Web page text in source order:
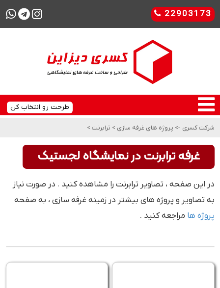
22903173
طرحت رو انتخاب کن
شرکت کسری -> پروژه های غرفه سازی > ترابرنت >
غرفه ترابرنت در نمایشگاه لجستیک
در این صفحه ، تصاویر ترابرنت را مشاهده کنید . در صورت نیاز
به تصاویر و پروژه های بیشتر در زمینه غرفه سازی ، به صفحه
پروژه ها مراجعه کنید .